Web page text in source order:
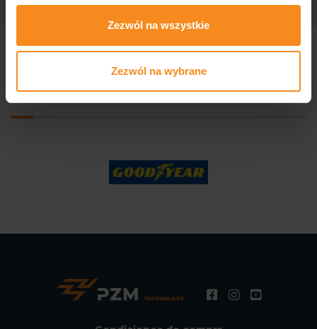
Zezwól na wszystkie
Zezwól na wybrane
Producimos para empresas de
renombre